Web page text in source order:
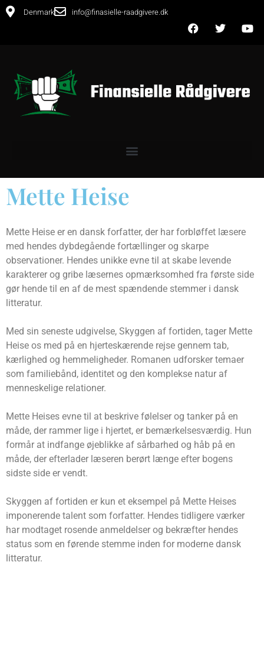
Denmark info@finasielle-raadgivere.dk
Mette Heise
Mette Heise er en dansk forfatter, der har forbløffet læsere
med hendes dybdegående fortællinger og skarpe
observationer. Hendes unikke evne til at skabe levende
karakterer og gribe læsernes opmærksomhed fra første side
gør hende til en af de mest spændende stemmer i dansk
litteratur.
Med sin seneste udgivelse, Skyggen af fortiden, tager Mette
Heise os med på en hjerteskærende rejse gennem tab,
kærlighed og hemmeligheder. Romanen udforsker temaer
som familiebånd, identitet og den komplekse natur af
menneskelige relationer.
Mette Heises evne til at beskrive følelser og tanker på en
måde, der rammer lige i hjertet, er bemærkelsesværdig. Hun
formår at indfange øjeblikke af sårbarhed og håb på en
måde, der efterlader læseren berørt længe efter bogens
sidste side er vendt.
Skyggen af fortiden er kun et eksempel på Mette Heises
imponerende talent som forfatter. Hendes tidligere værker
har modtaget rosende anmeldelser og bekræfter hendes
status som en førende stemme inden for moderne dansk
litteratur.